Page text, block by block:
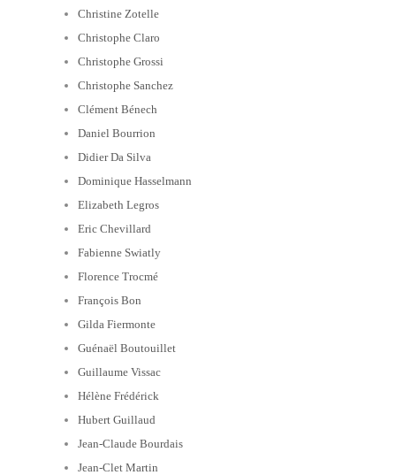
Christine Zotelle
Christophe Claro
Christophe Grossi
Christophe Sanchez
Clément Bénech
Daniel Bourrion
Didier Da Silva
Dominique Hasselmann
Elizabeth Legros
Eric Chevillard
Fabienne Swiatly
Florence Trocmé
François Bon
Gilda Fiermonte
Guénaël Boutouillet
Guillaume Vissac
Hélène Frédérick
Hubert Guillaud
Jean-Claude Bourdais
Jean-Clet Martin